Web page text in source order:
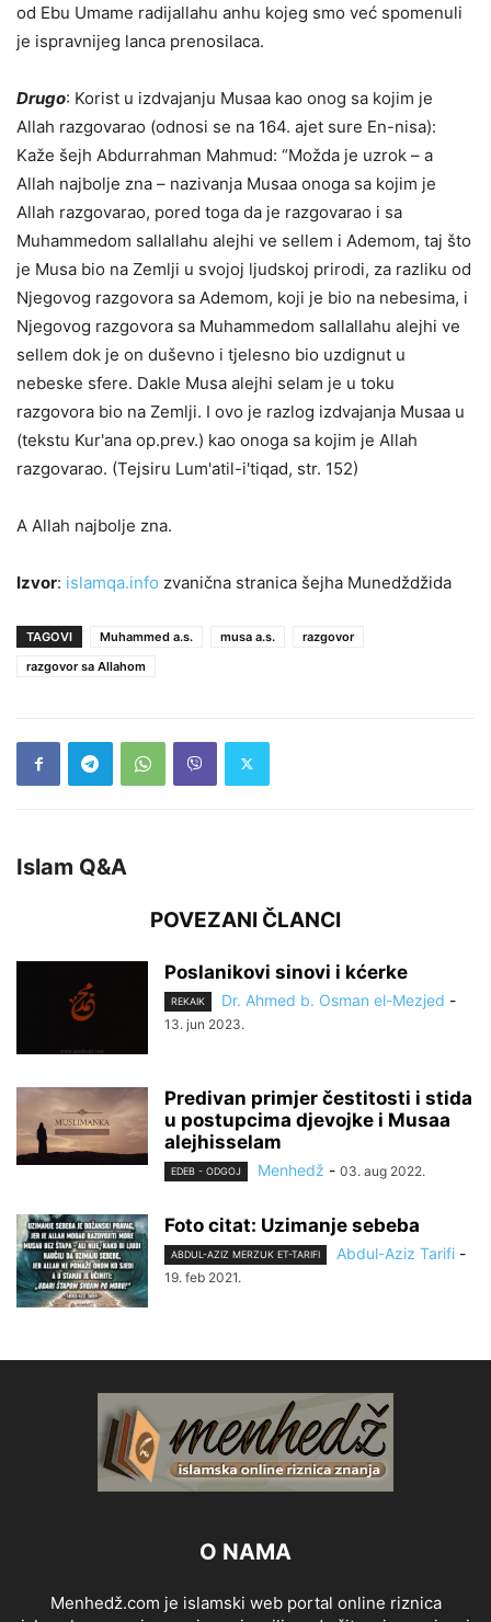
od Ebu Umame radijallahu anhu kojeg smo već spomenuli
je ispravnijeg lanca prenosilaca.
Drugo: Korist u izdvajanju Musaa kao onog sa kojim je
Allah razgovarao (odnosi se na 164. ajet sure En-nisa):
Kaže šejh Abdurrahman Mahmud: “Možda je uzrok – a
Allah najbolje zna – nazivanja Musaa onoga sa kojim je
Allah razgovarao, pored toga da je razgovarao i sa
Muhammedom sallallahu alejhi ve sellem i Ademom, taj što
je Musa bio na Zemlji u svojoj ljudskoj prirodi, za razliku od
Njegovog razgovora sa Ademom, koji je bio na nebesima, i
Njegovog razgovora sa Muhammedom sallallahu alejhi ve
sellem dok je on duševno i tjelesno bio uzdignut u
nebeske sfere. Dakle Musa alejhi selam je u toku
razgovora bio na Zemlji. I ovo je razlog izdvajanja Musaa u
(tekstu Kur'ana op.prev.) kao onoga sa kojim je Allah
razgovarao. (Tejsiru Lum'atil-i'tiqad, str. 152)
A Allah najbolje zna.
Izvor: islamqa.info zvanična stranica šejha Munedždžida
TAGOVI Muhammed a.s. musa a.s.
razgovor
razgovor sa Allahom
Islam Q&A
POVEZANI ČLANCI
Poslanikovi sinovi i kćerke
REKAIK Dr. Ahmed b. Osman el-Mezjed -
13. jun 2023.
Predivan primjer čestitosti i stida
u postupcima djevojke i Musaa
alejhisselam
EDEB - ODGOJ Menhedž - 03. aug 2022.
Foto citat: Uzimanje sebeba
ABDUL-AZIZ MERZUK ET-TARIFI Abdul-Aziz Tarifi -
19. feb 2021.
O NAMA
Menhedž.com je islamski web portal online riznica